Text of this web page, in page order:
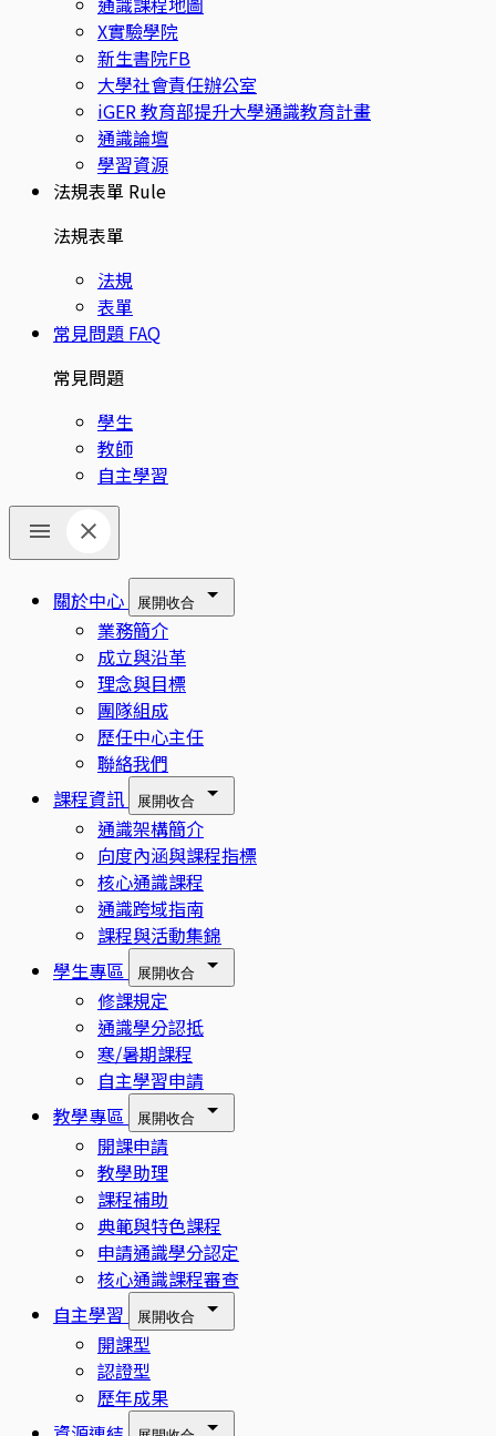
X實驗學院
新生書院FB
大學社會責任辦公室
iGER 教育部提升大學通識教育計畫
通識論壇
學習資源
法規表單 Rule
法規表單
法規
表單
常見問題 FAQ
常見問題
學生
教師
自主學習
關於中心 展開收合
業務簡介
成立與沿革
理念與目標
團隊組成
歷任中心主任
聯絡我們
課程資訊
展開收合
通識架構簡介
向度內涵與課程指標
核心通識課程
通識跨域指南
課程與活動集錦
學生專區
展開收合
修課規定
通識學分認抵
寒/暑期課程
自主學習申請
教學專區
展開收合
開課申請
教學助理
課程補助
典範與特色課程
申請通識學分認定
核心通識課程審查
自主學習
展開收合
開課型
認證型
歷年成果